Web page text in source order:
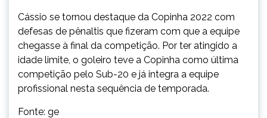
Cássio se tornou destaque da Copinha 2022 com
defesas de pênaltis que fizeram com que a equipe
chegasse à final da competição. Por ter atingido a
idade limite, o goleiro teve a Copinha como última
competição pelo Sub-20 e já integra a equipe
profissional nesta sequência de temporada.
Fonte: ge